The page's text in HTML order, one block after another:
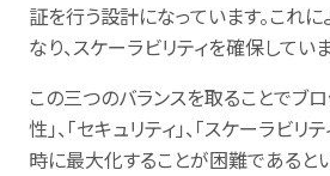
証を行う設計になっています。これ
なり、スケーラビリティを確保していま
この三つのバランスを取ることでブ
性」、「セキュリティ」、「スケーラビ
時に最大化することが困難であると